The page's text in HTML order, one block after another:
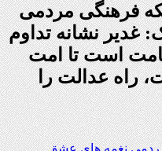
فرهنگی مردمی
نشانه تداوم
است تا امت
راه عدالت را